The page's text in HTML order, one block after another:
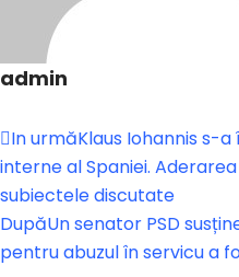
admin
In urmăKlaus Iohannis s-
interne al Spaniei.
subiectele discutate
DupăUn senator PSD
pentru abuzul în servicu a